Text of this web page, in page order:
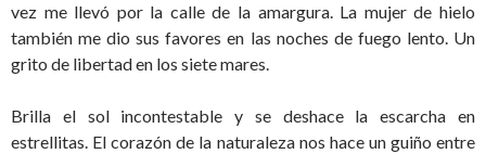
vez me llevó por la calle de la amargura. La mujer de hielo
también me dio sus favores en las noches de fuego lento. Un
grito de libertad en los siete mares.
Brilla el sol incontestable y se deshace la escarcha en
estrellitas. El corazón de la naturaleza nos hace un guiño entre